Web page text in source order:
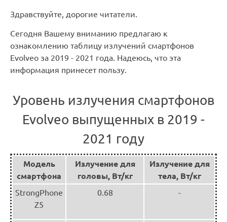
Здравствуйте, дорогие читатели.
Сегодня Вашему вниманию предлагаю к
ознакомлению таблицу излучений смартфонов
Evolveo за 2019 - 2021 года. Надеюсь, что эта
информация принесет пользу.
Уровень излучения смартфонов
Evolveo выпущенных в 2019 -
2021 году
Модель
смартфона
Излучение для
головы, Вт/кг
Излучение для
тела, Вт/кг
StrongPhone
Z5
0.68 -